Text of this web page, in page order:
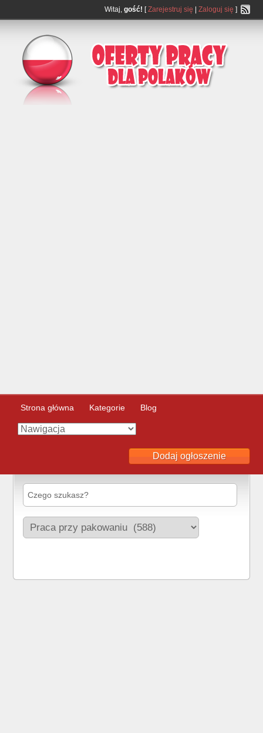
Witaj, gość! [Zarejestruj się Zaloguj się ]
Strona główna Kategorie Blog
Dodaj ogłoszenie